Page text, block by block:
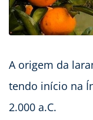
A origem da
tendo início na
2.000 a.C.